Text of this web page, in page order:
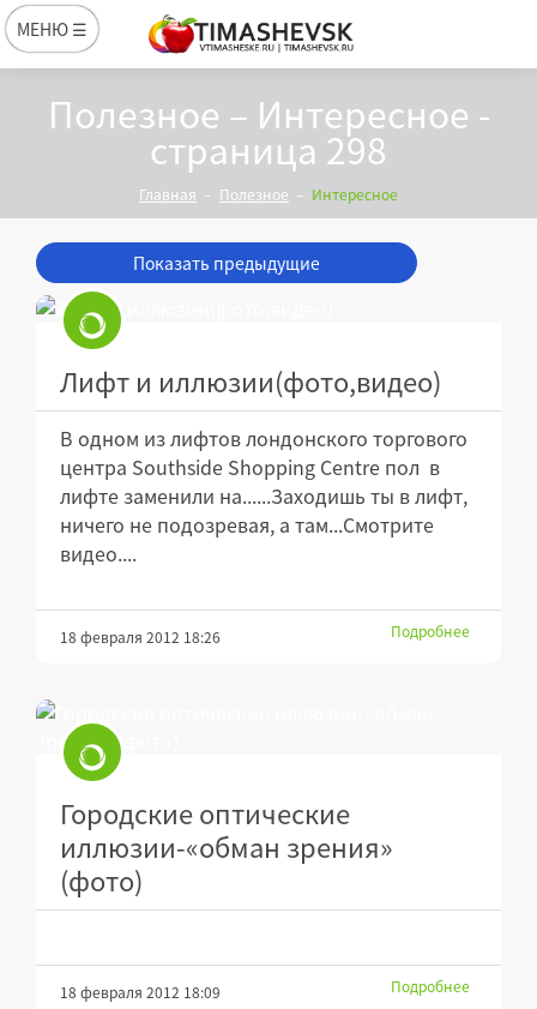
МЕНЮ ☰
Полезное – Интересное -
страница 298
Главная Полезное Интересное
Показать предыдущие
Лифт и иллюзии(фото,видео)
В одном из лифтов лондонского торгового
центра Southside Shopping Centre пол в
лифте заменили на......Заходишь ты в лифт,
ничего не подозревая, а там...Смотрите
видео....
18 февраля 2012 18:26 Подробнее
Городские оптические
иллюзии-«обман зрения»
(фото)
18 февраля 2012 18:09 Подробнее